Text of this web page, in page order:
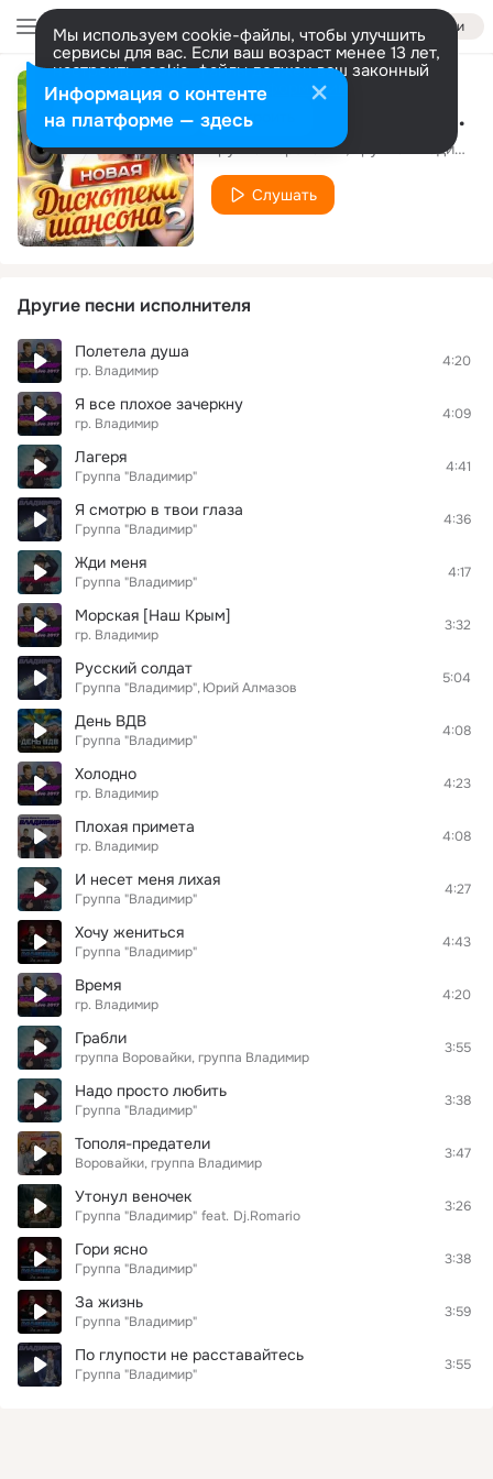
Войти
Мы используем cookie-файлы, чтобы улучшить
сервисы для вас. Если ваш возраст менее 13 лет,
настроить cookie-файлы должен ваш законный
представитель. Больше информации
Разрешить все Настроить Жизнь возьмет свое
группа Воровайки, группа Владимир
Слушать
Другие песни исполнителя
Полетела душа
гр. Владимир
4:20
Я все плохое зачеркну
гр. Владимир
4:09
Лагеря
Группа "Владимир"
4:41
Я смотрю в твои глаза
Группа "Владимир"
4:36
Жди меня
Группа "Владимир"
4:17
Морская [Наш Крым]
гр. Владимир
3:32
Русский солдат
Группа "Владимир" Юрий Алмазов
5:04
День ВДВ
Группа "Владимир"
4:08
Холодно
гр. Владимир
4:23
Плохая примета
гр. Владимир
4:08
И несет меня лихая
Группа "Владимир"
4:27
Хочу жениться
Группа "Владимир"
4:43
Время
гр. Владимир
4:20
Грабли
группа Воровайки, группа Владимир
3:55
Надо просто любить
Группа "Владимир"
3:38
Тополя-предатели
Воровайки, группа Владимир
3:47
Утонул веночек
Группа "Владимир" feat. Dj.Romario
3:26
Гори ясно
Группа "Владимир"
3:38
За жизнь
Группа "Владимир"
3:59
По глупости не расставайтесь
Группа "Владимир"
3:55
Информация о контенте
на платформе — здесь